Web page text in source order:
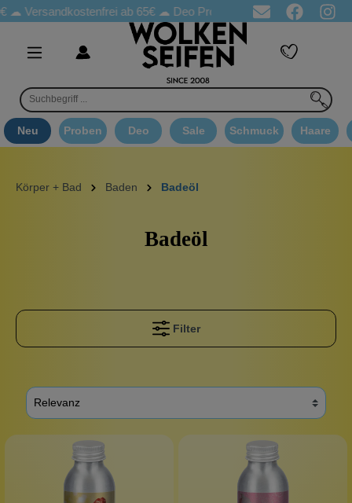
Versandkostenfrei ab 65€ ☁ Deo Proben in jeder Bestellung ☁
Neu Proben Deo Sale Schmuck Haare
Körper + Bad Baden Badeöl
Badeöl
Filter